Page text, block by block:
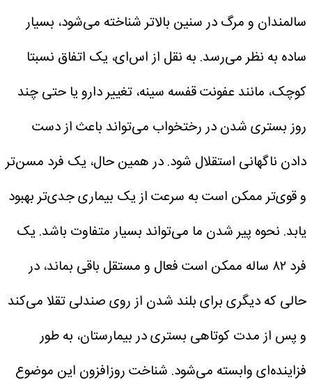
سالمندان و مرگ در سنین بالاتر شناخته می‌شود، بسیار
ساده به نظر می‌رسد. به نقل از اس‌ای، یک اتفاق نسبتا
کوچک، مانند عفونت قفسه سینه، تغییر دارو یا حتی چند
روز بستری شدن در رختخواب می‌تواند باعث از دست
دادن ناگهانی استقلال شود. در همین حال، یک فرد مسن‌تر
و قوی‌تر ممکن است به سرعت از یک بیماری جدی‌تر بهبود
یابد. نحوه‌ پیر شدن ما می‌تواند بسیار متفاوت باشد. یک
فرد ۸۲ ساله ممکن است فعال و مستقل باقی بماند، در
حالی که دیگری برای بلند شدن از روی صندلی تقلا می‌کند
و پس از مدت کوتاهی بستری در بیمارستان، به طور
فزاینده‌ای وابسته می‌شود. شناخت روزافزون این موضوع